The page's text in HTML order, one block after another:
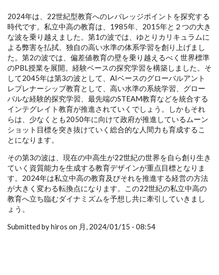
2024年は、22世紀型教育へのレバレッジポイントを探究する
時代です。私立中高の教育は、1985年、2015年と２つの大き
な波を乗り越えました。第1の波では、ゆとりカリキュラムに
よる弊害を払拭。独自の高い水準の体系学習を創り上げまし
た。第2の波では、偏差値教育の壁を乗り越えるべく世界標準
のPBL授業を展開。経験ベースの探究学習を構築しました。そ
して2045年は第3の波として、AIベースのグローバルアント
レプレナーシップ教育として、高い水準の系統学習、グロー
バルな経験的探究学習、最先端のSTEAM教育などを統合する
インテグレイト教育が推進されていくでしょう。しかもそれ
らは、少なくとも2050年に向けて政府が推進しているムーン
ショット目標を突き抜けていく総合的な人間力も育成するこ
とになります。
その第3の波は、現在の中高生が22世紀の世界を自ら創り生き
ていく資質能力を生成する教育デザインが重点目標となりま
す。2024年は私立中高の教育及びそれを推進する経営の方法
が大きく変わる転換点になります。この22世紀の私立中高の
教育へ立ち臨むダイナミズムを予想し共に牽引していきまし
ょう。
Submitted by hiros on 月, 2024/01/15 - 08:54